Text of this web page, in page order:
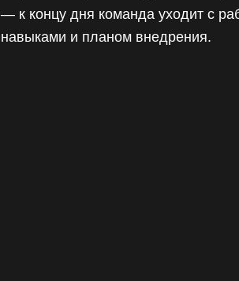
— к концу дня команда уходит с
навыками и планом внедрения.